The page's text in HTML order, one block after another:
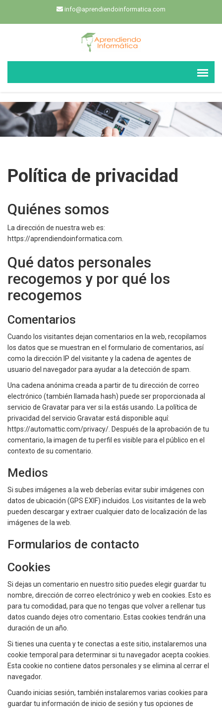
info@aprendiendoinformatica.com
Política de privacidad
Quiénes somos
La dirección de nuestra web es:
https://aprendiendoinformatica.com.
Qué datos personales
recogemos y por qué los
recogemos
Comentarios
Cuando los visitantes dejan comentarios en la web, recopilamos
los datos que se muestran en el formulario de comentarios, así
como la dirección IP del visitante y la cadena de agentes de
usuario del navegador para ayudar a la detección de spam.
Una cadena anónima creada a partir de tu dirección de correo
electrónico (también llamada hash) puede ser proporcionada al
servicio de Gravatar para ver si la estás usando. La política de
privacidad del servicio Gravatar está disponible aquí:
https://automattic.com/privacy/. Después de la aprobación de tu
comentario, la imagen de tu perfil es visible para el público en el
contexto de su comentario.
Medios
Si subes imágenes a la web deberías evitar subir imágenes con
datos de ubicación (GPS EXIF) incluidos. Los visitantes de la web
pueden descargar y extraer cualquier dato de localización de las
imágenes de la web.
Formularios de contacto
Cookies
Si dejas un comentario en nuestro sitio puedes elegir guardar tu
nombre, dirección de correo electrónico y web en cookies. Esto es
para tu comodidad, para que no tengas que volver a rellenar tus
datos cuando dejes otro comentario. Estas cookies tendrán una
duración de un año.
Si tienes una cuenta y te conectas a este sitio, instalaremos una
cookie temporal para determinar si tu navegador acepta cookies.
Esta cookie no contiene datos personales y se elimina al cerrar el
navegador.
Cuando inicias sesión, también instalaremos varias cookies para
guardar tu información de inicio de sesión y tus opciones de